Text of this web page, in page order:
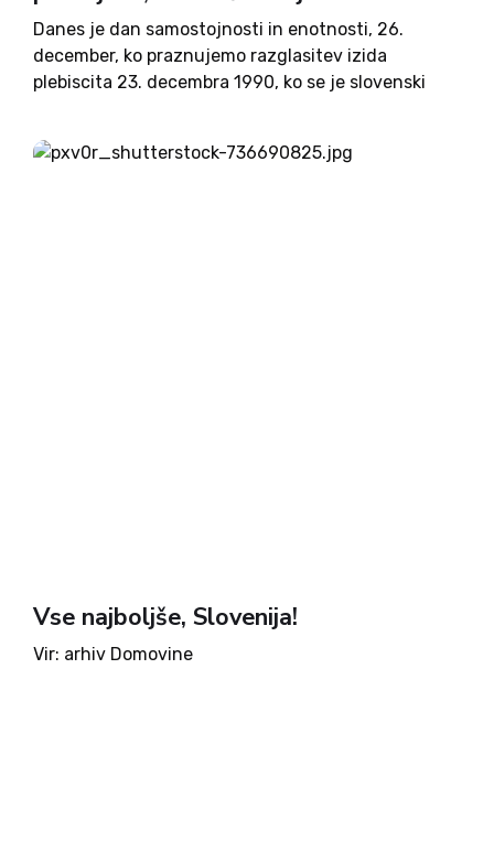
Danes je dan samostojnosti in enotnosti, 26.
december, ko praznujemo razglasitev izida
plebiscita 23. decembra 1990, ko se je slovenski
odločil za samostojno državo. To ni bil le politični
dogodek, temveč civilizacijski trenutek,...
Vse najboljše, Slovenija!
Vir: arhiv Domovine